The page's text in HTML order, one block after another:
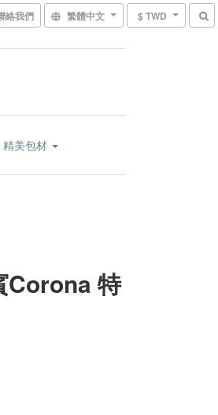
絡我們 繁體中文 $ TWD
精美包材
Corona 特